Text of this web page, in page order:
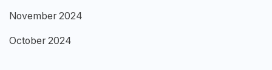
November 2024
October 2024